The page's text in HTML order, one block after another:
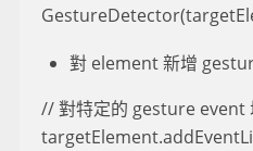
對 element 新增
// 對特定的 gesture